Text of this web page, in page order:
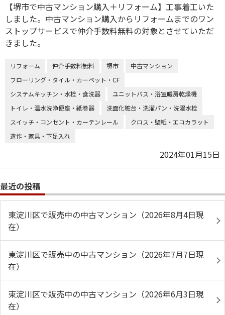
【堺市で中古マンション購入＋リフォーム】工事着工いた
しました。中古マンション購入からリフォームまでのワン
ストップサービスで仲介手数料無料の対象とさせていただ
きました。
リフォーム 仲介手数料無料 堺市
中古マンション
フローリング・タイル・カーペット・CF
システムキッチン・水栓・食洗器
ユニットバス・浴室暖房乾燥機
トイレ・温水洗浄便座・紙巻器
洗面化粧台・洗濯パン・洗濯水栓
スイッチ・コンセント・カーテンレール
クロス・壁紙・エコカラット
造作・家具・下足入れ
2024年01月15日
最近の投稿
東淀川区で販売中の中古マンション（2026年8月4日現
在）
東淀川区で販売中の中古マンション（2026年7月7日現
在）
東淀川区で販売中の中古マンション（2026年6月3日現
在）